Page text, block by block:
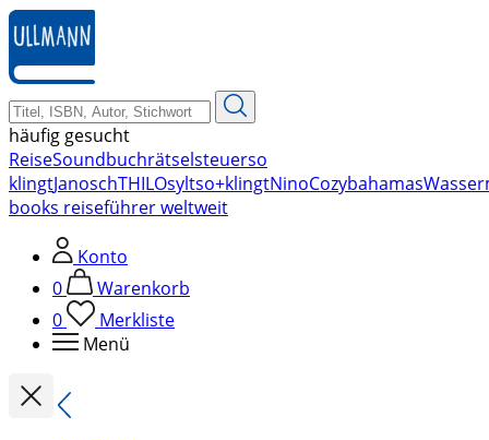
zum
Hauptinhalt
springen
häufig gesucht
ReiseSoundbuchrätselsteuerso
klingtJanoschTHILOsyltso+klingtNinoCozybahamas
books reiseführer weltweit
Konto
0
Warenkorb
0
Merkliste
Menü